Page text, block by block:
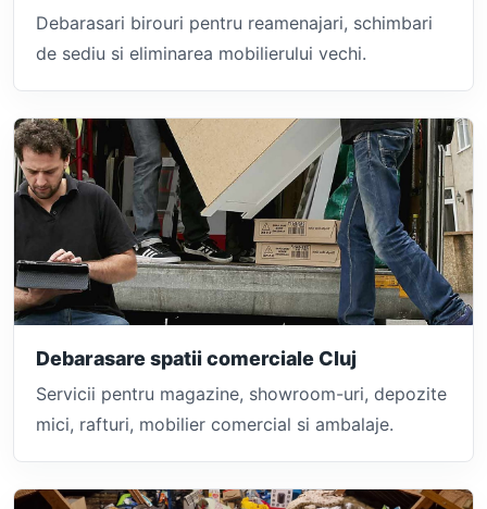
Debarasari birouri pentru reamenajari, schimbari
de sediu si eliminarea mobilierului vechi.
Debarasare spatii comerciale Cluj
Servicii pentru magazine, showroom-uri, depozite
mici, rafturi, mobilier comercial si ambalaje.